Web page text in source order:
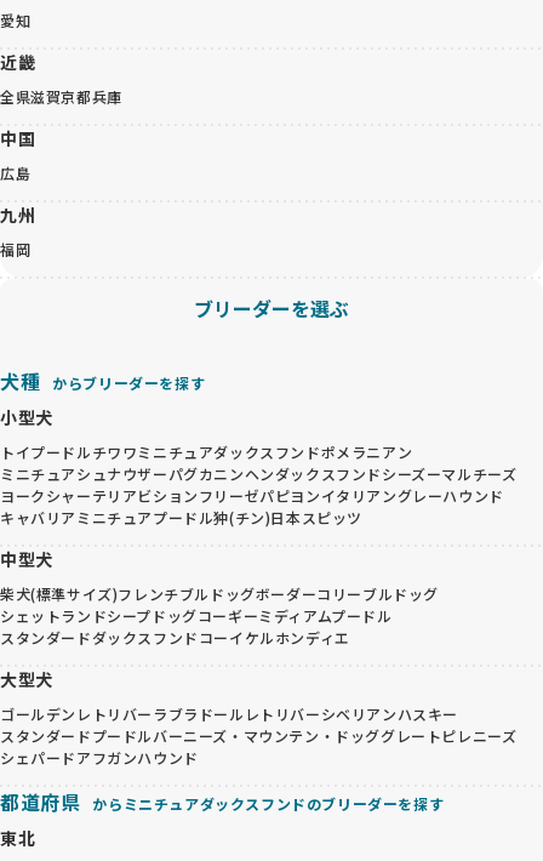
愛知
近畿
全県滋賀京都兵庫
中国
広島
九州
福岡
ブリーダーを選ぶ
犬種 からブリーダーを探す
小型犬
トイプードルチワワミニチュアダックスフンドポメラニアン
ミニチュアシュナウザーパグカニンヘンダックスフンドシーズーマルチーズ
ヨークシャーテリアビションフリーゼパピヨンイタリアングレーハウンド
キャバリア ミニチュアプードル狆(チン)日本スピッツ
中型犬
柴犬(標準サイズ)フレンチブルドッグボーダーコリーブルドッグ
シェットランドシープドッグコーギーミディアムプードル
スタンダードダックスフンドコーイケルホンディエ
大型犬
ゴールデンレトリバー ラブラドールレトリバーシベリアンハスキー
スタンダードプードルバーニーズ・マウンテン・ドッググレートピレニーズ
シェパードアフガンハウンド
都道府県 からミニチュアダックスフンドのブリーダーを探す
東北